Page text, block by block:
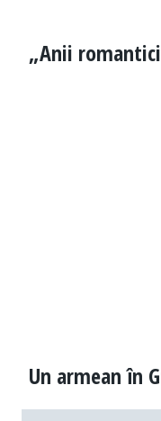
„Anii
Un armean în